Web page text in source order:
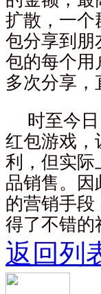
扩散，一个
包分享到朋
包的每个用
多次分享，
时至今
红包游戏，
利，但实际
品销售。因
的营销手段
得了不错的
返回列